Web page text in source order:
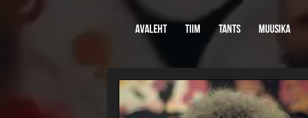
Avaleht Tiim Tants Muusika